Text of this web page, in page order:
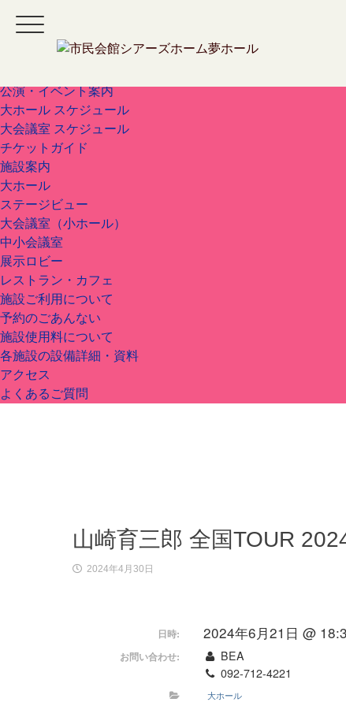
公演・イベント案内
大ホール スケジュール
大会議室 スケジュール
チケットガイド
施設案内
大ホール
ステージビュー
大会議室（小ホール）
中小会議室
展示ロビー
レストラン・カフェ
施設ご利用について
予約のごあんない
施設使用料について
各施設の設備詳細・資料
アクセス
よくあるご質問
山崎育三郎 全国TOUR
2024年4月30日
日時: 2024年6月21日 @
お問い合わせ:
BEA
092-712-4221
大ホール